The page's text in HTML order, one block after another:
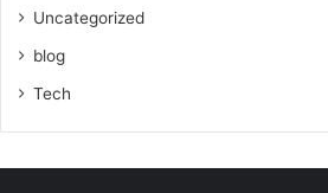
Uncategorized
blog
Tech